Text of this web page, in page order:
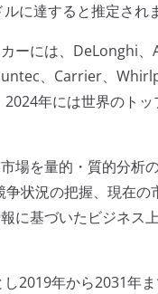
に達すると推定されま
ーには、DeLonghi、
、Carrier、
年には世界のト
場を量的・質的分析
状況の把握、現在
に基づいたビジネス
2019年から2031年